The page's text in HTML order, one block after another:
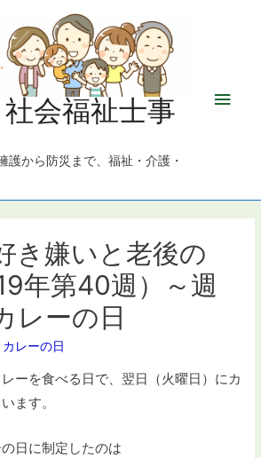
会福祉士事
護から防災まで、福祉・介護・
メ
ュ
き嫌いと老後の
年第40週）～週
レーの日
カレーの日
ーを食べる日で、翌日（火曜日）にカ
ます。
日に制定したのは